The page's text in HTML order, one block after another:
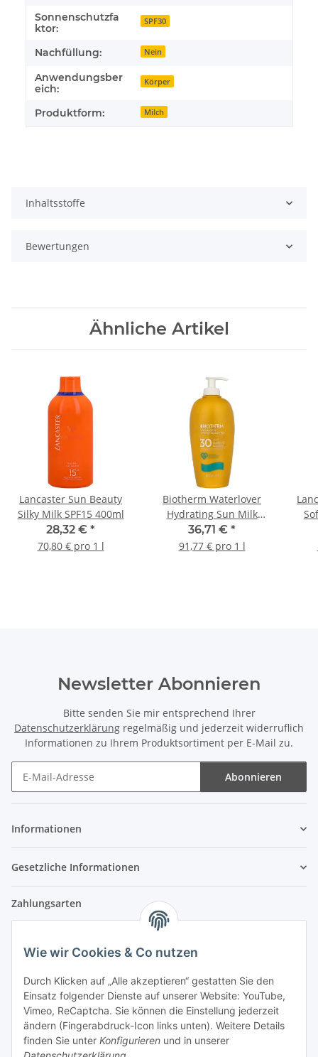
Wie wir Cookies & Co nutzen
Durch Klicken auf „Alle akzeptieren“ gestatten Sie den
Einsatz folgender Dienste auf unserer Website: YouTube,
Vimeo, ReCaptcha. Sie können die Einstellung jederzeit
ändern (Fingerabdruck-Icon links unten). Weitere Details
finden Sie unter Konfigurieren und in unserer
Sonnenschutzfa
ktor:
SPF30
Nachfüllung: Nein
Anwendungsber
eich:
Körper
Produktform: Milch
Inhaltsstoffe
Bewertungen
Ähnliche Artikel
Lancaster Sun Beauty
Silky Milk SPF15 400ml
28,32 € *
70,80 € pro 1 l
Biotherm Waterlover
Hydrating Sun Milk
SPF30 400ml
36,71 € *
91,77 € pro 1 l
Newsletter Abonnieren
Bitte senden Sie mir entsprechend Ihrer
Datenschutzerklärung regelmäßig und jederzeit widerruflich
Informationen zu Ihrem Produktsortiment per E-Mail zu.
Abonnieren
Informationen
Gesetzliche Informationen
Zahlungsarten
Versandpartner
Partner